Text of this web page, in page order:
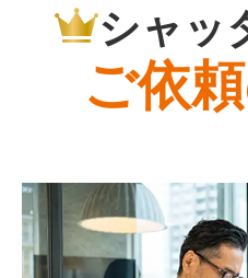
シャッ
ご依